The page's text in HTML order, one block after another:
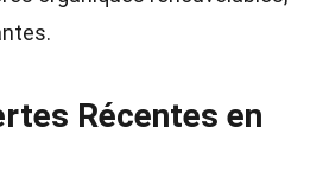
Récentes en